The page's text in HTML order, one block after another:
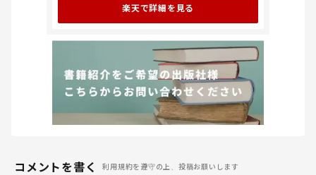
楽天で詳細を見る
コメントを書く 利用規約を遵守の上、投稿お願いします